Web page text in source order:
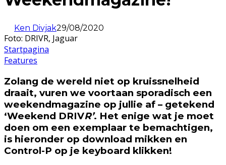
Ken Divjak29/08/2020
Foto: DRIVR, Jaguar
Startpagina
Features
Zolang de wereld niet op kruissnelheid
draait, vuren we voortaan sporadisch een
weekendmagazine op jullie af – getekend
‘Weekend DRIVR’. Het enige wat je moet
doen om een exemplaar te bemachtigen,
is hieronder op download mikken en
Control-P op je keyboard klikken!